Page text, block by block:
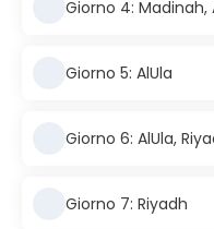
Giorno 4: Madinah,
Giorno 5: AlUla
Giorno 6: AlUla,
Giorno 7: Riyadh